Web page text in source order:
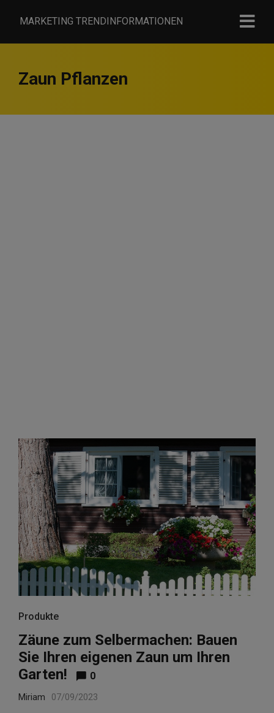
MARKETING TRENDINFORMATIONEN
Zaun Pflanzen
Produkte
Zäune zum Selbermachen: Bauen
Sie Ihren eigenen Zaun um Ihren
Garten!
0
Miriam 07/09/2023